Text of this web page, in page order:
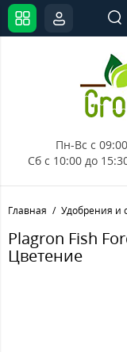
Пн-Вс с
Сб с 10:00 до
Главная Удобрения и
Plagron Fish
Цветение